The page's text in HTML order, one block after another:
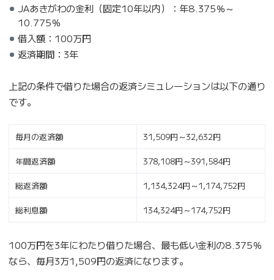
JAあきがわの金利（固定10年以内）：年8.375％～
10.775％
借入額：100万円
返済期間：3年
上記の条件で借りた場合の返済シミュレーションは以下の通り
です。
毎月の返済額 31,509円～32,632円
年間返済額 378,108円～391,584円
総返済額 1,134,324円～1,174,752円
総利息額 134,324円～174,752円
100万円を3年にわたり借りた場合、最も低い金利の8.375％
なら、毎月3万1,509円の返済になります。